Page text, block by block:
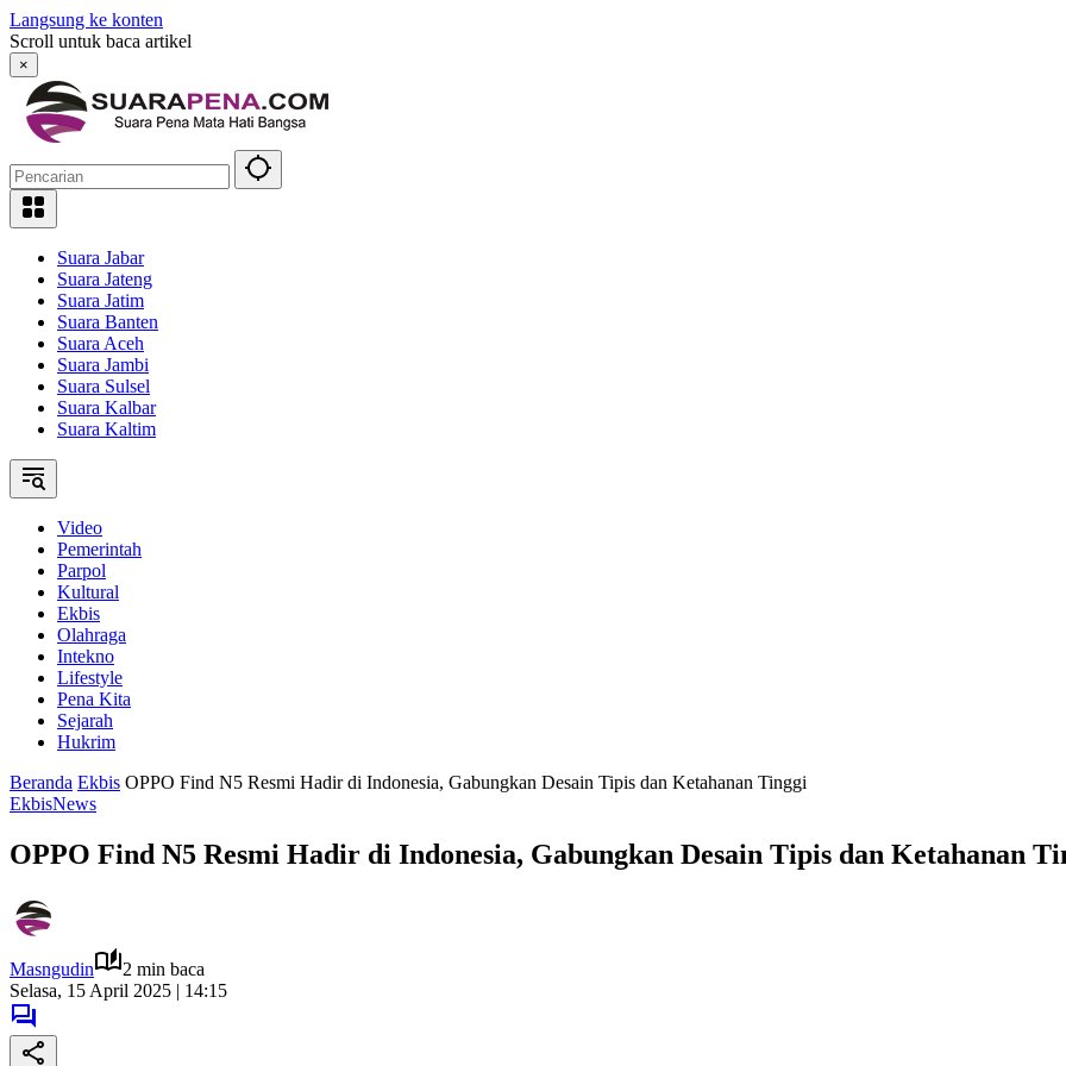
Langsung ke konten
Scroll untuk baca artikel
×
Suara Jabar
Suara Jateng
Suara Jatim
Suara Banten
Suara Aceh
Suara Jambi
Suara Sulsel
Suara Kalbar
Suara Kaltim
Video
Pemerintah
Parpol
Kultural
Ekbis
Olahraga
Intekno
Lifestyle
Pena Kita
Sejarah
Hukrim
Beranda Ekbis OPPO Find N5 Resmi Hadir di Indonesia, Gabungkan Desain Tipis dan Ketahanan Tinggi
EkbisNews
OPPO Find N5 Resmi Hadir di Indonesia, Gabungkan Desain Tipis dan Ketahanan
Masngudin
2 min baca
Selasa, 15 April 2025 | 14:15